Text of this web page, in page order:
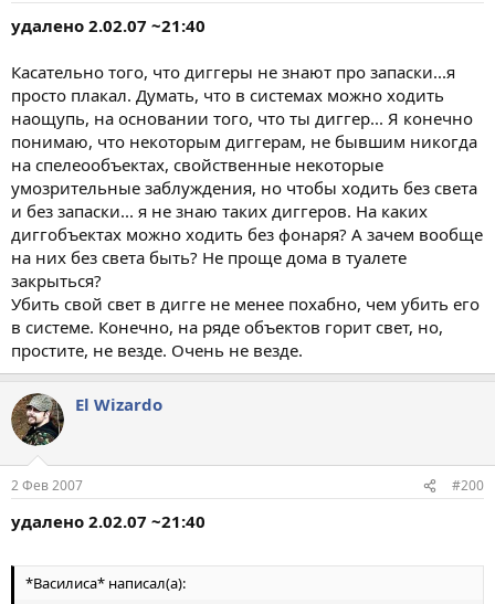
удалено 2.02.07 ~21:40
Касательно того, что диггеры не знают про запаски...я
просто плакал. Думать, что в системах можно ходить
наощупь, на основании того, что ты диггер... Я конечно
понимаю, что некоторым диггерам, не бывшим никогда
на спелеообъектах, свойственные некоторые
умозрительные заблуждения, но чтобы ходить без света
и без запаски... я не знаю таких диггеров. На каких
диггобъектах можно ходить без фонаря? А зачем вообще
на них без света быть? Не проще дома в туалете
закрыться?
Убить свой свет в дигге не менее похабно, чем убить его
в системе. Конечно, на ряде объектов горит свет, но,
простите, не везде. Очень не везде.
El Wizardo
2 Фев 2007 #200
удалено 2.02.07 ~21:40
*Василиса* написал(а):